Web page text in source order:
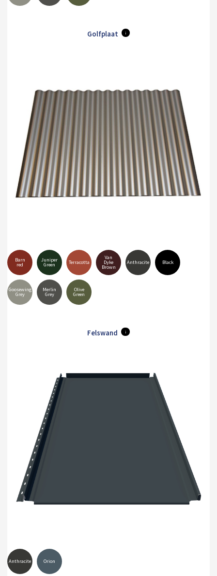
Golfplaat i
Barn
red
Juniper
Green Terracotta
Van
Dyke
Brown
Anthracite Black
Goosewing
Grey
Merlin
Grey
Olive
Green
Felswand i
Anthracite Orion